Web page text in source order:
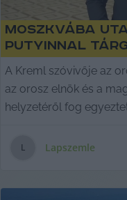
Moszkvába
Putyinnal
A Kreml szóvivője az
az orosz elnök és a
helyzetéről fog
L Lapszemle